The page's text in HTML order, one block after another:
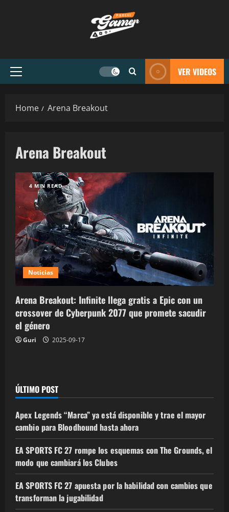
VER VIDEOS
Home Arena Breakout
Arena Breakout
4 MIN READ
Noticias
Arena Breakout: Infinite llega gratis a Epic con un
crossover de Cyberpunk 2077 que promete sacudir
el género
Guri 2025-09-17
ÚLTIMO POST
Apex Legends “Marca” ya está disponible y trae el mayor
cambio para Bloodhound hasta ahora
EA SPORTS FC 27 rompe los esquemas con The Grounds, el
modo que cambiará los Clubes
EA SPORTS FC 27 apuesta por la habilidad con cambios que
transforman la jugabilidad